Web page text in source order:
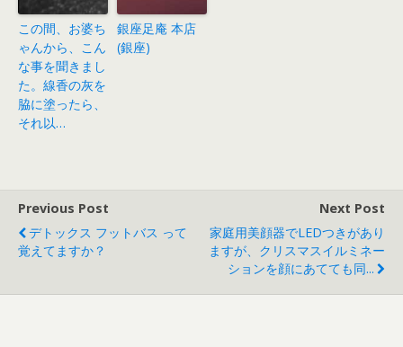
この間、お婆ち
ゃんから、こん
な事を聞きまし
た。線香の灰を
脇に塗ったら、
それ以…
銀座足庵 本店
(銀座)
Previous Post
デトックス フットバス って
覚えてますか？
Next Post
家庭用美顔器でLEDつきがあり
ますが、クリスマスイルミネー
ションを顔にあてても同...